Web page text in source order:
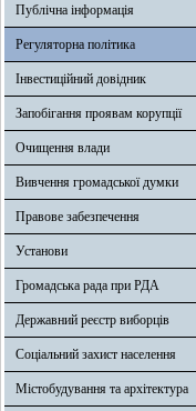
Публічна інформація
Регуляторна політика
Інвестиційний довідник
Запобігання проявам корупції
Очищення влади
Вивчення громадської думки
Правове забезпечення
Установи
Громадська рада при РДА
Державний реєстр виборців
Соціальний захист населення
Містобудування та архітектура